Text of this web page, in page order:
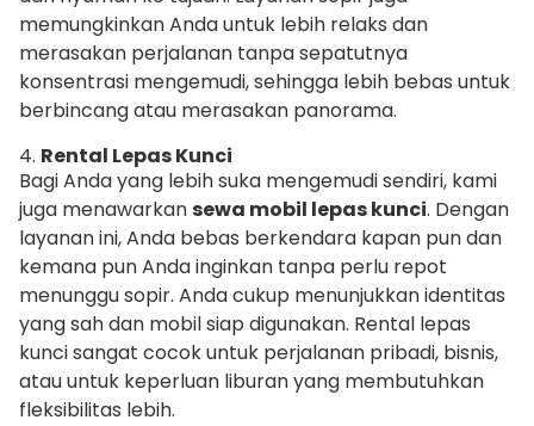
memungkinkan Anda untuk lebih relaks dan
merasakan perjalanan tanpa sepatutnya
konsentrasi mengemudi, sehingga lebih bebas untuk
berbincang atau merasakan panorama.
4. Rental Lepas Kunci
Bagi Anda yang lebih suka mengemudi sendiri, kami
juga menawarkansewa mobil lepas kunci. Dengan
layanan ini, Anda bebas berkendara kapan pun dan
kemana pun Anda inginkan tanpa perlu repot
menunggu sopir. Anda cukup menunjukkan identitas
yang sah dan mobil siap digunakan. Rental lepas
kunci sangat cocok untuk perjalanan pribadi, bisnis,
atau untuk keperluan liburan yang membutuhkan
fleksibilitas lebih.